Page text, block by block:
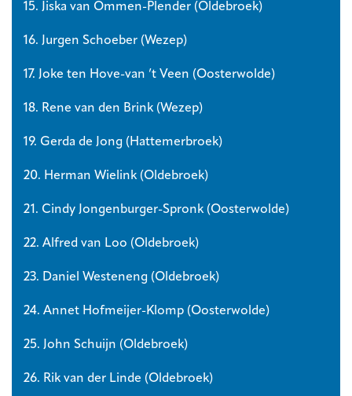
15. Jiska van Ommen-Plender (Oldebroek)
16. Jurgen Schoeber (Wezep)
17. Joke ten Hove-van ’t Veen (Oosterwolde)
18. Rene van den Brink (Wezep)
19. Gerda de Jong (Hattemerbroek)
20. Herman Wielink (Oldebroek)
21. Cindy Jongenburger-Spronk (Oosterwolde)
22. Alfred van Loo (Oldebroek)
23. Daniel Westeneng (Oldebroek)
24. Annet Hofmeijer-Klomp (Oosterwolde)
25. John Schuijn (Oldebroek)
26. Rik van der Linde (Oldebroek)